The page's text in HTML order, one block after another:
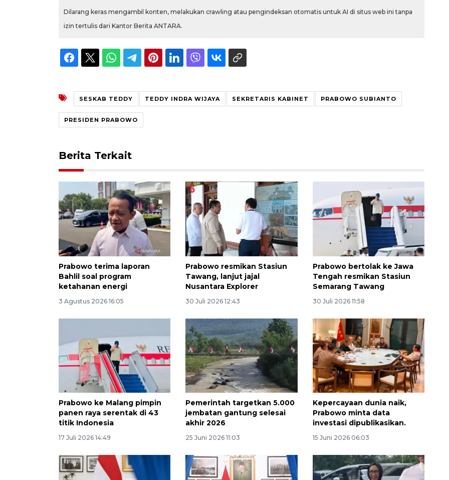
Dilarang keras mengambil konten, melakukan crawling atau pengindeksan otomatis untuk AI di situs web ini tanpa
izin tertulis dari Kantor Berita ANTARA.
SESKAB TEDDY TEDDY INDRA WIJAYA SEKRETARIS KABINET PRABOWO SUBIANTO
PRESIDEN PRABOWO
Berita Terkait
Prabowo terima laporan
Bahlil soal program
ketahanan energi
3 Agustus 2026 16:05
Prabowo resmikan Stasiun
Tawang, lanjut jajal
Nusantara Explorer
30 Juli 2026 12:43
Prabowo bertolak ke Jawa
Tengah resmikan Stasiun
Semarang Tawang
30 Juli 2026 11:58
Prabowo ke Malang pimpin
panen raya serentak di 43
titik Indonesia
17 Juli 2026 14:49
Pemerintah targetkan 5.000
jembatan gantung selesai
akhir 2026
25 Juni 2026 11:03
Kepercayaan dunia naik,
Prabowo minta data
investasi dipublikasikan.
15 Juni 2026 06:03
2026-08-06 18:45:00